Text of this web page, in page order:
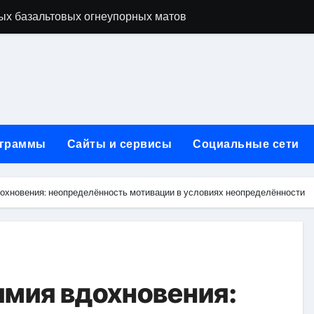
базальтовых огнеупорных матов
+ GEO/AEO — Новая формула цифрового присутствия
горячие и мобильные варианты, рейтинг по
без верификации и участия банков с пополнением в
и искусственным интеллектом
принципы SEO, рекламные каналы и техническая
Сайты и сервисы Социальные сети
неопределённость мотивации в условиях неопределённости
вдохновения: